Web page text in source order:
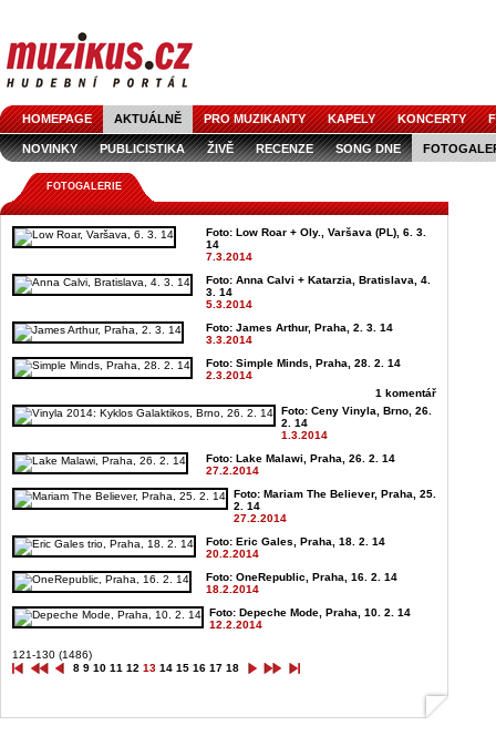
HOMEPAGE AKTUÁLNĚ PRO MUZIKANTY KAPELY KONCERTY
NOVINKY PUBLICISTIKA ŽIVĚ RECENZE SONG DNE
FOTOGALERIE
Foto: Low Roar + Oly., Varšava (PL), 6. 3.
14
7.3.2014
Foto: Anna Calvi + Katarzia, Bratislava, 4.
3. 14
5.3.2014
Foto: James Arthur, Praha, 2. 3. 14
3.3.2014
Foto: Simple Minds, Praha, 28. 2. 14
2.3.2014
1 komentář
Foto: Ceny Vinyla, Brno, 26.
2. 14
1.3.2014
Foto: Lake Malawi, Praha, 26. 2. 14
27.2.2014
Foto: Mariam The Believer, Praha, 25.
2. 14
27.2.2014
Foto: Eric Gales, Praha, 18. 2. 14
20.2.2014
Foto: OneRepublic, Praha, 16. 2. 14
18.2.2014
Foto: Depeche Mode, Praha, 10. 2. 14
12.2.2014
121-130 (1486)
8 9 10 11 12 13 14 15 16 17 18